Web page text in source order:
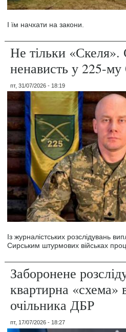
І їм начхати на закони.
Не тільки «Скеля».
ненависть у 225-
пт, 31/07/2026 - 18:19
Із журналістських розслідувань
Сирським штурмових військах
Заборонене
квартирна «схема»
очільника ДБР
пт, 17/07/2026 - 18:27